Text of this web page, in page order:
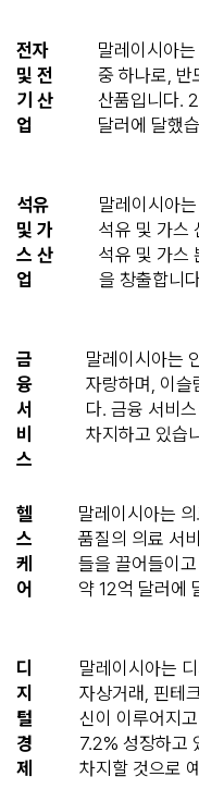
전자
및 전
기 산
업
말레이시아
중 하나로, 반
산품입니다.
달러에 달했
석유
및 가
스 산
업
말레이시아
석유 및 가스
석유 및 가스
을 창출합니
금
융
서
비
스
말레이시아는
자랑하며, 이슬
다. 금융 서비
차지하고 있습
헬
스
케
어
말레이시아는
품질의 의료 서
들을 끌어들이
약 12억 달러에
디
지
털
경
제
말레이시아는
자상거래, 핀테
신이 이루어지
7.2% 성장하고
차지할 것으로